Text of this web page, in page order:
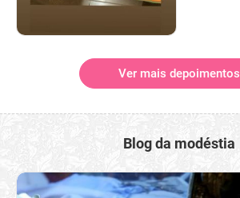
Ver mais depoimentos
Blog da modéstia